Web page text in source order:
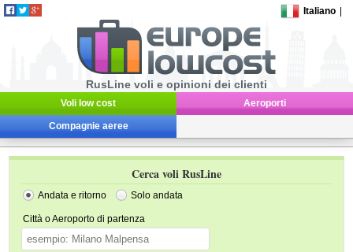
Italiano
RusLine voli e opinioni dei clienti
Voli low cost Aeroporti
Compagnie aeree
Cerca voli RusLine
Andata e ritorno Solo andata
Città o Aeroporto di partenza